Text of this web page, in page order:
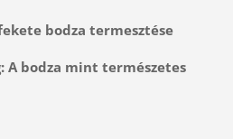
bodza termesztése
A bodza mint természetes